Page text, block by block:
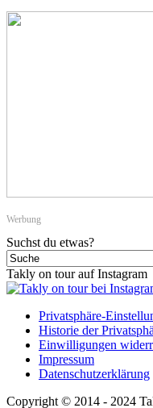
Werbung
Suchst du etwas?
Takly on tour auf Instagram
Privatsphäre-
Historie der
Einwilligungen
Impressum
Datenschutzerklärung
Copyright © 2014 - 2024